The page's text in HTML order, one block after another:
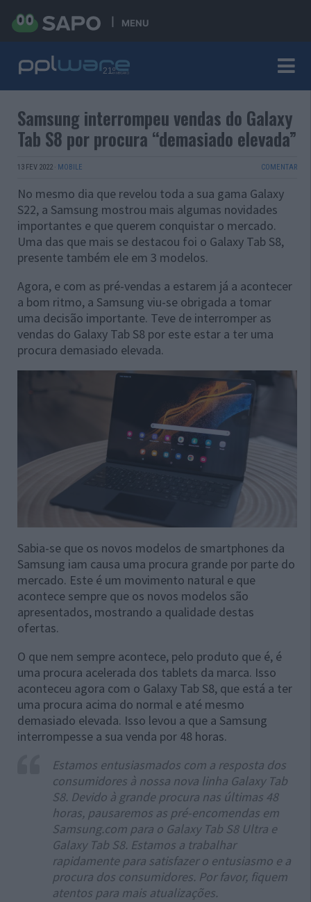
MENU
Samsung interrompeu vendas do Galaxy
Tab S8 por procura “demasiado elevada”
13 FEV 2022 · MOBILE COMENTAR
No mesmo dia que revelou toda a sua gama Galaxy
S22, a Samsung mostrou mais algumas novidades
importantes e que querem conquistar o mercado.
Uma das que mais se destacou foi o Galaxy Tab S8,
presente também ele em 3 modelos.
Agora, e com as pré-vendas a estarem já a acontecer
a bom ritmo, a Samsung viu-se obrigada a tomar
uma decisão importante. Teve de interromper as
vendas do Galaxy Tab S8 por este estar a ter uma
procura demasiado elevada.
Sabia-se que os novos modelos de smartphones da
Samsung iam causa uma procura grande por parte do
mercado. Este é um movimento natural e que
acontece sempre que os novos modelos são
apresentados, mostrando a qualidade destas
ofertas.
O que nem sempre acontece, pelo produto que é, é
uma procura acelerada dos tablets da marca. Isso
aconteceu agora com o Galaxy Tab S8, que está a ter
uma procura acima do normal e até mesmo
demasiado elevada. Isso levou a que a Samsung
interrompesse a sua venda por 48 horas.
Estamos entusiasmados com a resposta dos
consumidores à nossa nova linha Galaxy Tab
S8. Devido à grande procura nas últimas 48
horas, pausaremos as pré-encomendas em
Samsung.com para o Galaxy Tab S8 Ultra e
Galaxy Tab S8. Estamos a trabalhar
rapidamente para satisfazer o entusiasmo e a
procura dos consumidores. Por favor, fiquem
atentos para mais atualizações.